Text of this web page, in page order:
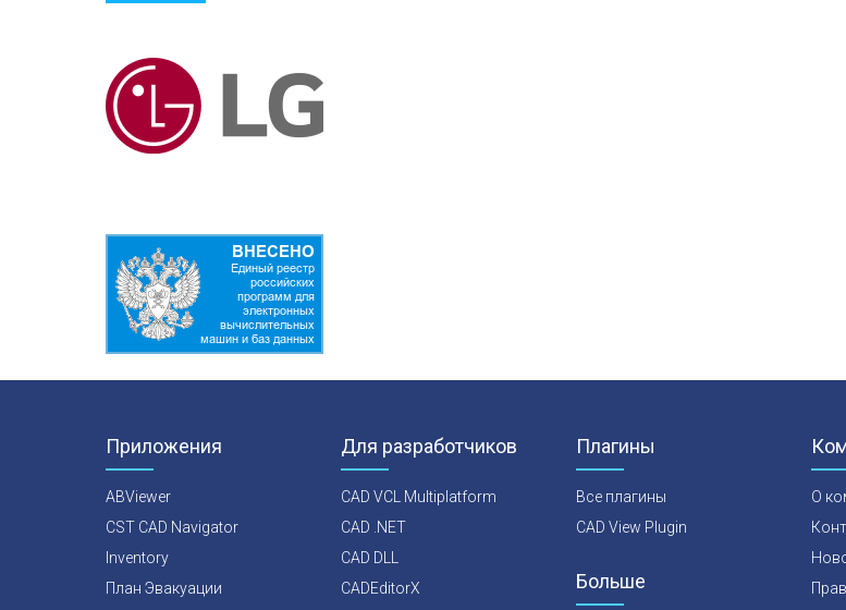
Приложения
ABViewer
CST CAD Navigator
Inventory
План Эвакуации
Для разработчиков
CAD VCL Multiplatform
CAD .NET
CAD DLL
CADEditorX
Плагины
Все плагины
CAD View Plugin
Больше
О